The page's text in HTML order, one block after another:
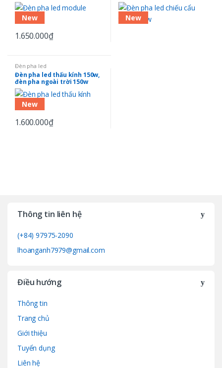
New
1.650.000₫
New
New
Đèn pha led
Đèn pha led thấu kính 150w,
đèn pha ngoài trời 150w
1.600.000₫
Thông tin liên hệ
(+84) 97975-2090
lhoanganh7979@gmail.com
Điều hướng
Thông tin
Trang chủ
Giới thiệu
Tuyển dụng
Liên hệ